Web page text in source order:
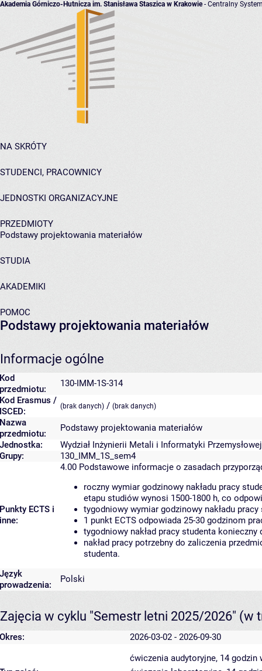
Akademia Górniczo-Hutnicza im. Stanisława Staszica w Krakowie- Centralny
NA SKRÓTY
STUDENCI, PRACOWNICY
JEDNOSTKI ORGANIZACYJNE
PRZEDMIOTY
Podstawy projektowania materiałów
STUDIA
AKADEMIKI
POMOC
Podstawy projektowania materiałów
Informacje ogólne
Kod
przedmiotu:
130-IMM-1S-314
Kod Erasmus /
ISCED:
(brak danych) / (brak danych)
Nazwa
przedmiotu:
Podstawy projektowania materiałów
Jednostka:
Wydział Inżynierii Metali i Informatyki Przemysłowej
Grupy:
130_IMM_1S_sem4
Punkty ECTS i
inne:
4.00 Podstawowe informacje o zasadach
roczny wymiar godzinowy nakładu pracy
etapu studiów wynosi 1500-1800 h, co
tygodniowy wymiar godzinowy nakładu
1 punkt ECTS odpowiada 25-30 godzinom
tygodniowy nakład pracy studenta
nakład pracy potrzebny do zaliczenia
studenta.
Język
prowadzenia:
Polski
Zajęcia w cyklu "Semestr letni 2025/2026" (w
Okres: 2026-03-02 - 2026-09-30
ćwiczenia audytoryjne, 14 godzin